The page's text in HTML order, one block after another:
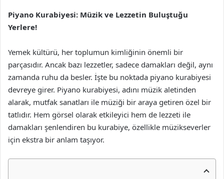
Piyano Kurabiyesi: Müzik ve Lezzetin Buluştuğu
Yerlere!
Yemek kültürü, her toplumun kimliğinin önemli bir
parçasıdır. Ancak bazı lezzetler, sadece damakları değil, aynı
zamanda ruhu da besler. İşte bu noktada piyano kurabiyesi
devreye girer. Piyano kurabiyesi, adını müzik aletinden
alarak, mutfak sanatları ile müziği bir araya getiren özel bir
tatlıdır. Hem görsel olarak etkileyici hem de lezzeti ile
damakları şenlendiren bu kurabiye, özellikle müzikseverler
için ekstra bir anlam taşıyor.